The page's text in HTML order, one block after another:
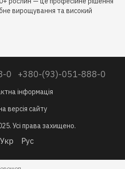
вирощування та високий
0 +380-(93)-051-888-0
інформація
версія сайту
Усі права захищено.
Укр Рус